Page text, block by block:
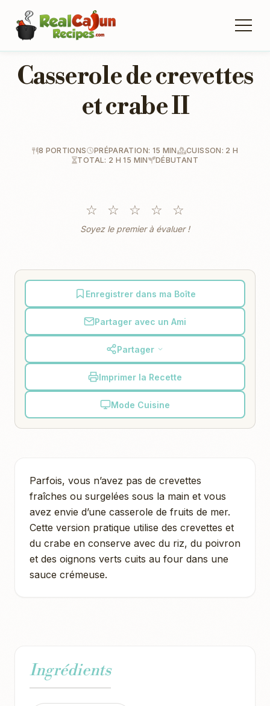
Casserole de crevettes
et crabe II
8 PORTIONS PRÉPARATION: 15 MIN
CUISSON: 2 H
TOTAL: 2 H 15 MIN
DÉBUTANT
☆ ☆ ☆ ☆ ☆
Soyez le premier à évaluer !
Enregistrer dans ma Boîte
Partager avec un Ami
Partager
Imprimer la Recette
Mode Cuisine
Parfois, vous n’avez pas de crevettes
fraîches ou surgelées sous la main et vous
avez envie d’une casserole de fruits de mer.
Cette version pratique utilise des crevettes et
du crabe en conserve avec du riz, du poivron
et des oignons verts cuits au four dans une
sauce crémeuse.
Ingrédients